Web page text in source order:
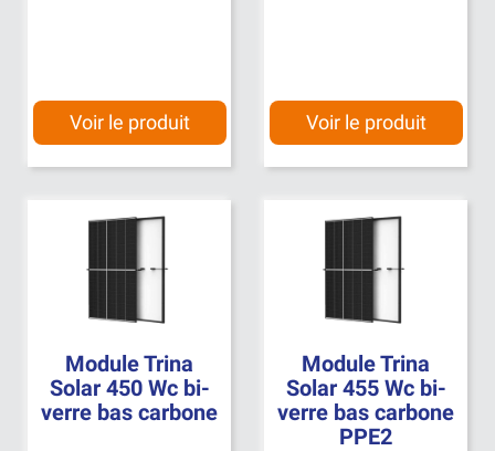
Voir le produit Voir le produit
Module Trina
Solar 450 Wc bi-
verre bas carbone
Module Trina
Solar 455 Wc bi-
verre bas carbone
PPE2